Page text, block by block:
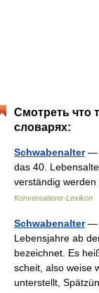
Смотреть что
словарях:
Schwabenalter—
das 40.
verständig
Konversations-Lexikon
Schwabenalter—
Lebensjahre ab
bezeichnet. Es
scheit, also weise
unterstellt,